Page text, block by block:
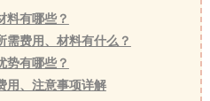
料有哪些？
需费用、材料有什么？
势有哪些？
用、注意事项详解